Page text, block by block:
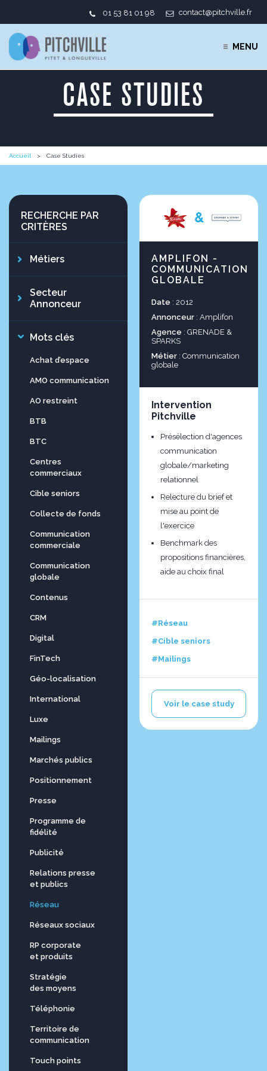
01 53 81 01 98 contact@pitchville.fr
MENU
CASE STUDIES
Accueil Case Studies
RECHERCHE PAR
CRITÈRES
Métiers
Secteur
Annonceur
Mots clés
Achat d’espace
AMO communication
AO restreint
BTB
BTC
Centres
commerciaux
Cible seniors
Collecte de fonds
Communication
commerciale
Communication
globale
Contenus
CRM
Digital
FinTech
Géo-localisation
International
Luxe
Mailings
Marchés publics
Positionnement
Presse
Programme de
fidélité
Publicité
Relations presse
et publics
Réseau
Réseaux sociaux
RP corporate
et produits
Stratégie
des moyens
Téléphonie
Territoire de
communication
Touch points
AMPLIFON -
COMMUNICATION
GLOBALE
Date : 2012
Annonceur : Amplifon
Agence : GRENADE &
SPARKS
Métier : Communication
globale
Intervention
Pitchville
Présélection d'agences
communication
globale/marketing
relationnel
Relecture du brief et
mise au point de
l'exercice
Benchmark des
propositions financières,
aide au choix final
#Réseau
#Cible seniors
#Mailings
Voir le case study